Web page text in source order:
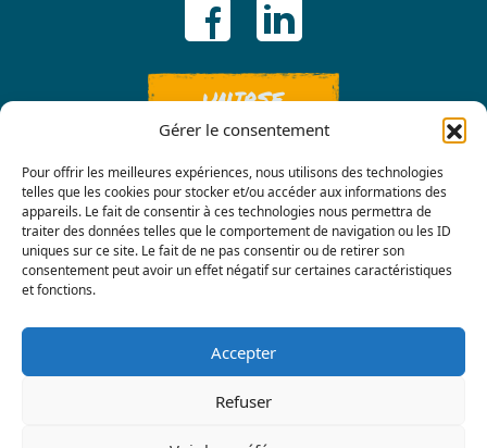
Gérer le consentement
Pour offrir les meilleures expériences, nous utilisons des technologies
telles que les cookies pour stocker et/ou accéder aux informations des
appareils. Le fait de consentir à ces technologies nous permettra de
traiter des données telles que le comportement de navigation ou les ID
uniques sur ce site. Le fait de ne pas consentir ou de retirer son
consentement peut avoir un effet négatif sur certaines caractéristiques
et fonctions.
Accepter
Refuser
UNIRSE
Contáctenos